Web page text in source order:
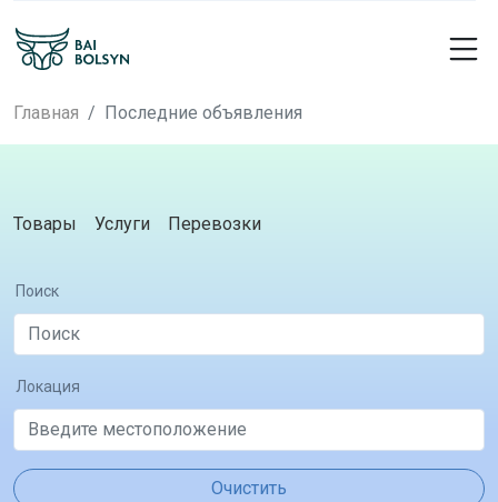
Главная Последние объявления
Товары Услуги Перевозки
Поиск
Локация
Очистить